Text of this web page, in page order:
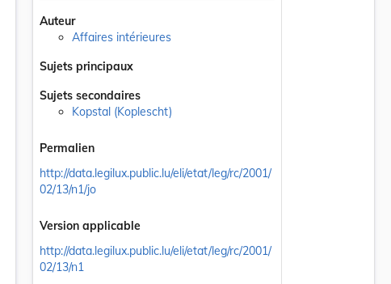
Auteur
Affaires intérieures
Sujets principaux
Sujets secondaires
Kopstal (Koplescht)
Permalien
http://data.legilux.public.lu/eli/etat/leg/rc/2001/
02/13/n1/jo
Version applicable
http://data.legilux.public.lu/eli/etat/leg/rc/2001/
02/13/n1